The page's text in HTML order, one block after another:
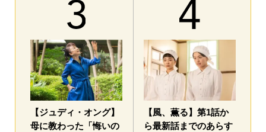
【ジュディ・オング】
母に教わった「悔いの
【風、薫る】第1話か
ら最新話までのあらす